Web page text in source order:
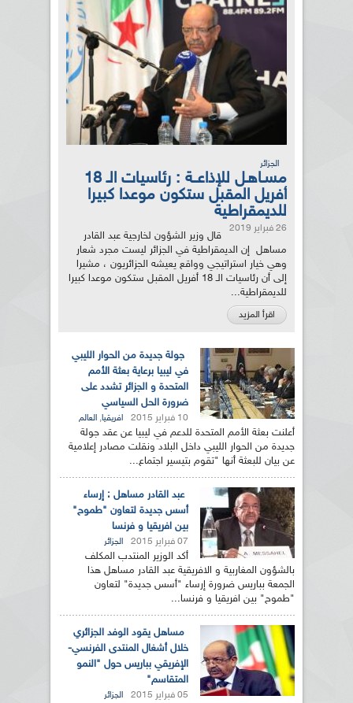
الجزائر
مسـاهـل للإذاعــة : رئاسيات الـ 18
أفريل المقبل ستكون موعدا كبيرا
للديمقراطية
26 فبراير 2019
قال وزير الشؤون لخارجية عبد القادر
مساهل إن الديمقراطية في الجزائر ليست مجرد شعار
وهي خيار استراتيجي وواقع يعيشه الجزائريون ، مشيرا
إلى أن رئاسيات الـ 18 أفريل المقبل ستكون موعدا كبيرا
للديمقراطية...
اقرأ المزيد
جولة جديدة من الحوار الليبي
في ليبيا برعاية بعثة الأمم
المتحدة و الجزائر تشدد على
ضرورة الحل السياسي
10 فبراير 2015 افريقيا, العالم
أعلنت بعثة الأمم المتحدة للدعم في ليبيا عن عقد جولة
جديدة من الحوار الليبي داخل البلاد ونقلت مصادر إعلامية
عن بيان للبعثة أنها "تقوم بتيسير اجتماع...
عبد القادر مساهل : إرساء
أسس جديدة لتعاون "طموح"
بين افريقيا و فرنسا
07 فبراير 2015 الجزائر
أكد الوزير المنتدب المكلف
بالشؤون المغاربية و الافريقية عبد القادر مساهل هذا
الجمعة بباريس ضرورة إرساء "أسس جديدة" لتعاون
"طموح" بين افريقيا و فرنسا...
مساهل يقود الوفد الجزائري
خلال أشغال المنتدى الفرنسي-
الإفريقي بباريس حول "النمو
المتقاسم"
05 فبراير 2015 الجزائر